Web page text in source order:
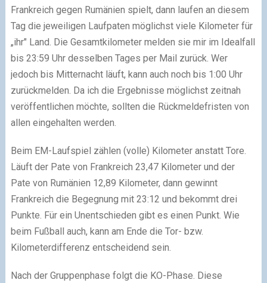
Frankreich gegen Rumänien spielt, dann laufen an diesem
Tag die jeweiligen Laufpaten möglichst viele Kilometer für
„ihr" Land. Die Gesamtkilometer melden sie mir im Idealfall
bis 23:59 Uhr desselben Tages per Mail zurück. Wer
jedoch bis Mitternacht läuft, kann auch noch bis 1:00 Uhr
zurückmelden. Da ich die Ergebnisse möglichst zeitnah
veröffentlichen möchte, sollten die Rückmeldefristen von
allen eingehalten werden.
Beim EM-Laufspiel zählen (volle) Kilometer anstatt Tore.
Läuft der Pate von Frankreich 23,47 Kilometer und der
Pate von Rumänien 12,89 Kilometer, dann gewinnt
Frankreich die Begegnung mit 23:12 und bekommt drei
Punkte. Für ein Unentschieden gibt es einen Punkt. Wie
beim Fußball auch, kann am Ende die Tor- bzw.
Kilometerdifferenz entscheidend sein.
Nach der Gruppenphase folgt die KO-Phase. Diese